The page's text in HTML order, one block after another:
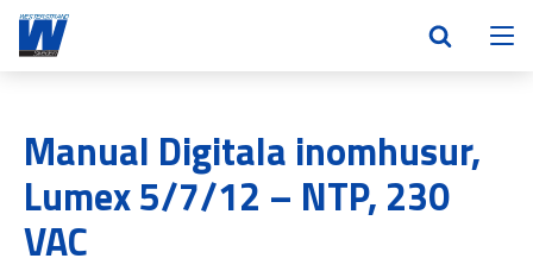
Manual Digitala inomhusur,
Lumex 5/7/12 – NTP, 230
VAC